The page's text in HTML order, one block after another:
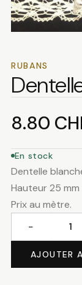
RUBANS
8.80
En stock
Dentelle
Hauteur 25 mm
Prix au mètre.
Dentelle
−
AJOUTER